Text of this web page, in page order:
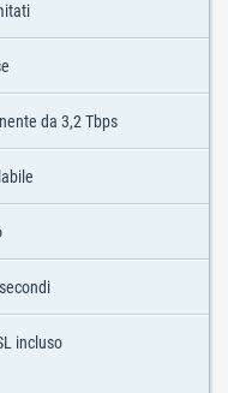
da 3,2 Tbps
incluso